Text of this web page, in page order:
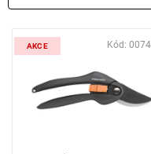
V
AKCE Kód: